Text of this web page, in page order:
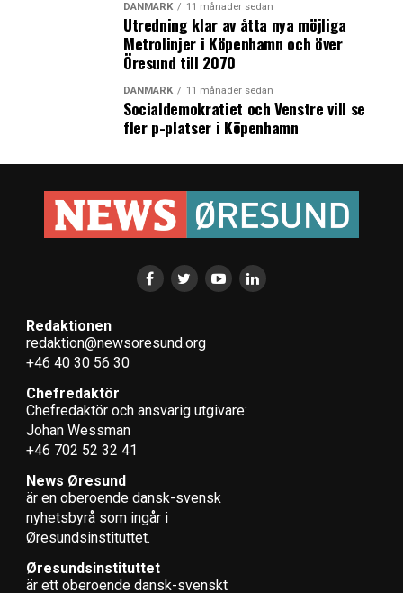
DANMARK 11 månader sedan
Utredning klar av åtta nya möjliga
Metrolinjer i Köpenhamn och över
Öresund till 2070
DANMARK 11 månader sedan
Socialdemokratiet och Venstre vill se
fler p-platser i Köpenhamn
Redaktionen
redaktion@newsoresund.org
+46 40 30 56 30
Chefredaktör
Chefredaktör och ansvarig utgivare:
Johan Wessman
+46 702 52 32 41
News Øresund
är en oberoende dansk-svensk
nyhets­byrå som ingår i
Øresundsinstituttet.
Øresundsinstituttet
är ett oberoende dansk-svenskt